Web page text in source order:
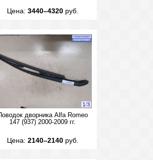
Цена: 3440–4320руб.
1/3
Поводок дворника Alfa Romeo
147 (937) 2000-2009 гг.
Цена: 2140–2140руб.